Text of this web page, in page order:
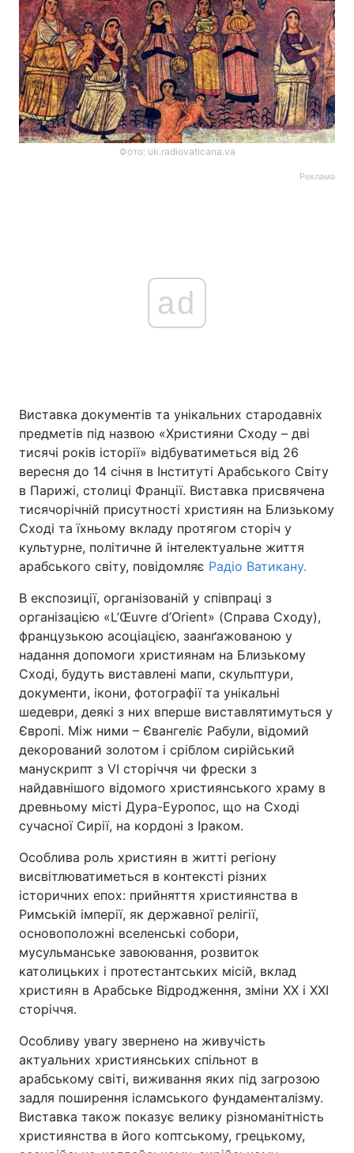
Фото: uk.radiovaticana.va
Реклама
ad
Виставка документів та унікальних стародавніх
предметів під назвою «Християни Сходу – дві
тисячі років історії» відбуватиметься від 26
вересня до 14 січня в Інституті Арабського Світу
в Парижі, столиці Франції. Виставка присвячена
тисячорічній присутності християн на Близькому
Сході та їхньому вкладу протягом сторіч у
культурне, політичне й інтелектуальне життя
арабського світу, повідомляє Радіо Ватикану.
В експозиції, організованій у співпраці з
організацією «L’Œuvre d’Orient» (Справа Сходу),
французькою асоціацією, заанґажованою у
надання допомоги християнам на Близькому
Сході, будуть виставлені мапи, скульптури,
документи, ікони, фотографії та унікальні
шедеври, деякі з них вперше виставлятимуться у
Європі. Між ними – Євангеліє Рабули, відомий
декорований золотом і сріблом сирійський
манускрипт з VI сторіччя чи фрески з
найдавнішого відомого християнського храму в
древньому місті Дура-Еуропос, що на Сході
сучасної Сирії, на кордоні з Іраком.
Особлива роль християн в житті регіону
висвітлюватиметься в контексті різних
історичних епох: прийняття християнства в
Римській імперії, як державної релігії,
основоположні вселенські собори,
мусульманське завоювання, розвиток
католицьких і протестантських місій, вклад
християн в Арабське Відродження, зміни ХХ і ХХІ
сторіччя.
Особливу увагу звернено на живучість
актуальних християнських спільнот в
арабському світі, виживання яких під загрозою
задля поширення ісламського фундаменталізму.
Виставка також показує велику різноманітність
християнства в його коптському, грецькому,